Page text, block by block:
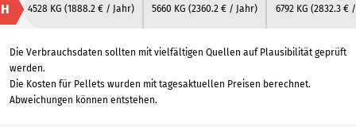
H 4528 KG (1888.2 € / Jahr) 5660 KG (2360.2 € / Jahr) 6792 KG (2832.3 €
Die Verbrauchsdaten sollten mit vielfältigen Quellen auf Plausibilität geprüft
werden.
Die Kosten für Pellets wurden mit tagesaktuellen Preisen berechnet.
Abweichungen können entstehen.